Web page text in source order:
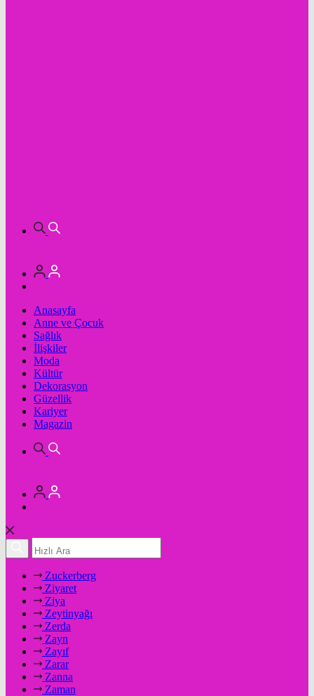
Anasayfa
Anne ve Çocuk
Sağlık
İlişkiler
Moda
Kültür
Dekorasyon
Güzellik
Kariyer
Magazin
Zuckerberg
Ziyaret
Ziya
Zeytinyağı
Zerda
Zayn
Zayıf
Zarar
Zanna
Zaman